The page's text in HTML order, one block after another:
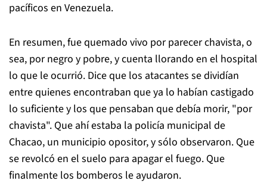
pacíficos en Venezuela.
En resumen, fue quemado vivo por parecer chavista, o
sea, por negro y pobre, y cuenta llorando en el hospital
lo que le ocurrió. Dice que los atacantes se dividían
entre quienes encontraban que ya lo habían castigado
lo suficiente y los que pensaban que debía morir, "por
chavista". Que ahí estaba la policía municipal de
Chacao, un municipio opositor, y sólo observaron. Que
se revolcó en el suelo para apagar el fuego. Que
finalmente los bomberos le ayudaron.